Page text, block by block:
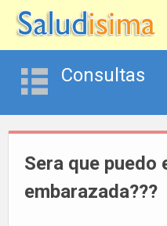
Consultas
Sera que puedo
embarazada???